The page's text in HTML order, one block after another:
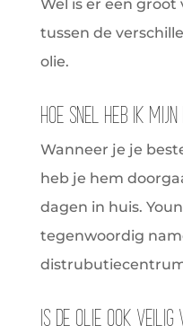
Wel is er een
tussen de
olie.
Hoe snel heb ik
Wanneer je je
heb je hem
dagen in huis.
tegenwoordig
Is de olie ook veilig